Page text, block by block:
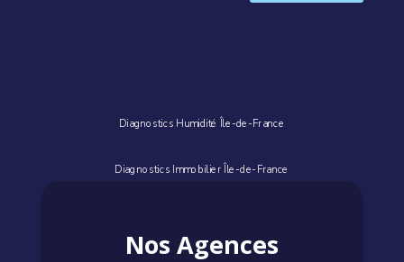
Diagnostics Humidité Île-de-France
Diagnostics Immobilier Île-de-France
Nos Agences